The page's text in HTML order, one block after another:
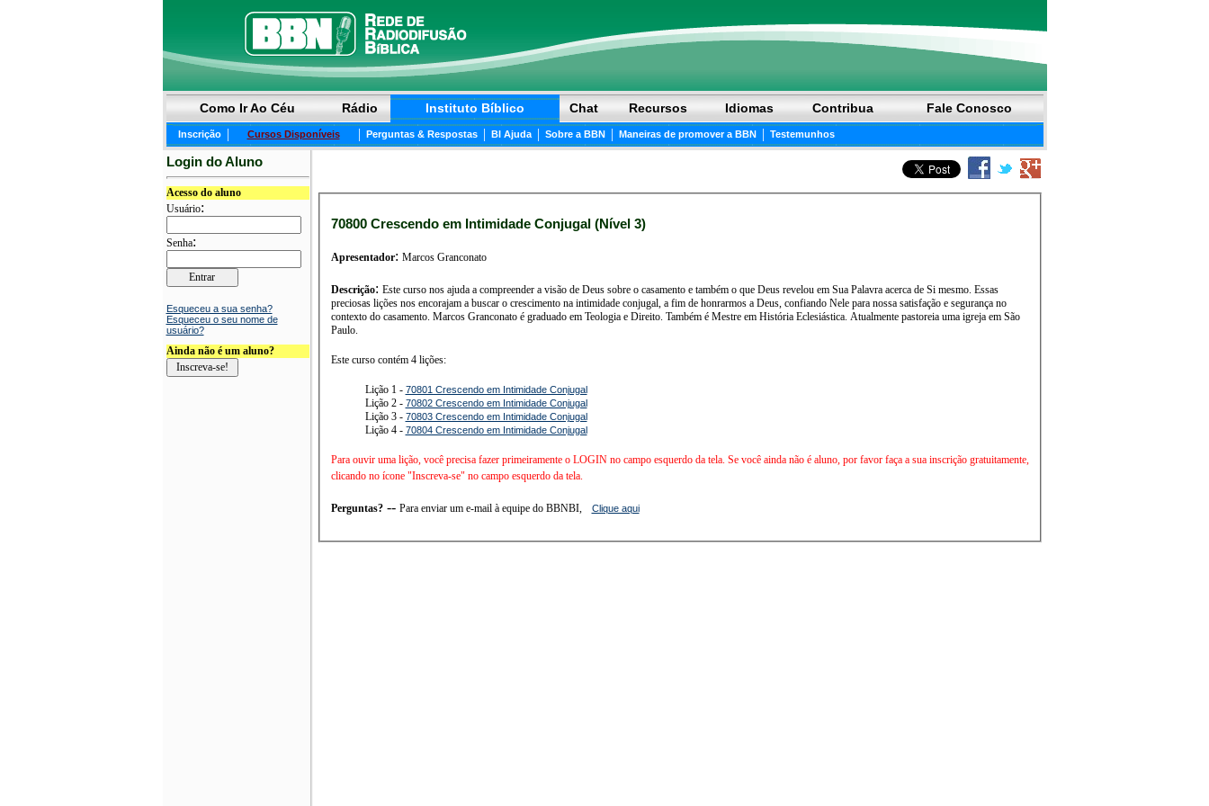
Como Ir Ao Céu Rádio Instituto Bíblico Chat Recursos Idiomas Contribua Fale Conosco
Inscrição | Cursos Disponíveis | Perguntas & Respostas | BI Ajuda | Sobre a BBN | Maneiras de promover a BBN | Testemunhos
Login do Aluno
Acesso do aluno
Usuário:
Senha:
Esqueceu a sua senha?
Esqueceu o seu nome de
usuário?
Ainda não é um aluno?
70800 Crescendo em Intimidade Conjugal (Nível 3)
Apresentador: Marcos Granconato
Descrição: Este curso nos ajuda a compreender a visão de Deus sobre o casamento e também o que Deus revelou em Sua Palavra acerca de Si mesmo. Essas
preciosas lições nos encorajam a buscar o crescimento na intimidade conjugal, a fim de honrarmos a Deus, confiando Nele para nossa satisfação e segurança no
contexto do casamento. Marcos Granconato é graduado em Teologia e Direito. Também é Mestre em História Eclesiástica. Atualmente pastoreia uma igreja em São
Paulo.
Este curso contém 4 lições:
Lição 1 - 70801 Crescendo em Intimidade Conjugal
Lição 2 - 70802 Crescendo em Intimidade Conjugal
Lição 3 - 70803 Crescendo em Intimidade Conjugal
Lição 4 - 70804 Crescendo em Intimidade Conjugal
Para ouvir uma lição, você precisa fazer primeiramente o LOGIN no campo esquerdo da tela. Se você ainda não é aluno, por favor faça a sua inscrição gratuitamente,
clicando no ícone "Inscreva-se" no campo esquerdo da tela.
Perguntas?-- Para enviar um e-mail à equipe do BBNBI, Clique aqui